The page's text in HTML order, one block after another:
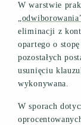
W warstwie
eliminacji z
opartego o
pozostałych
usunięciu
wykonywana.
W sporach